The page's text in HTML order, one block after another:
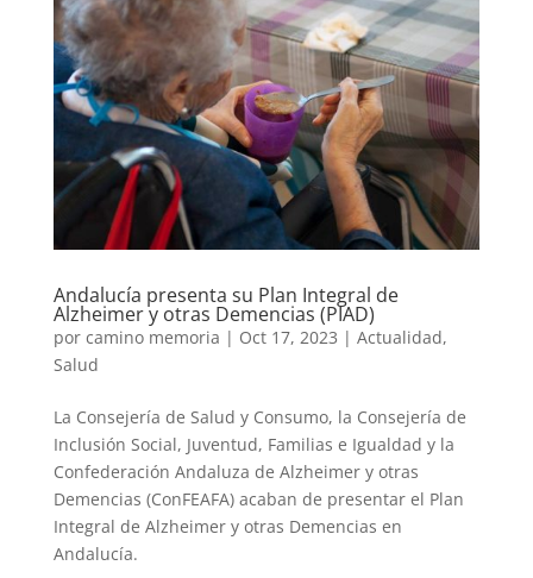
Andalucía presenta su Plan Integral de
Alzheimer y otras Demencias (PIAD)
por camino memoria | Oct 17, 2023 | Actualidad,
Salud
La Consejería de Salud y Consumo, la Consejería de
Inclusión Social, Juventud, Familias e Igualdad y la
Confederación Andaluza de Alzheimer y otras
Demencias (ConFEAFA) acaban de presentar el Plan
Integral de Alzheimer y otras Demencias en
Andalucía.